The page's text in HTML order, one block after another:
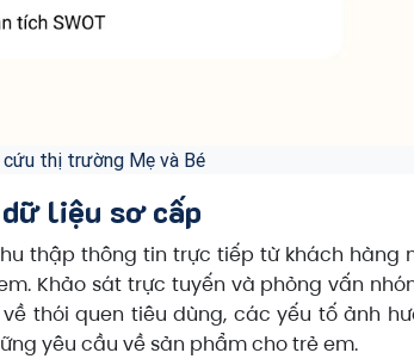
cứu thị trường Mẹ và Bé
liệu sơ cấp
thập thông tin trực tiếp từ khách hàng
Khảo sát trực tuyến và phỏng vấn
thói quen tiêu dùng, các yếu tố ảnh
yêu cầu về sản phẩm cho trẻ em.